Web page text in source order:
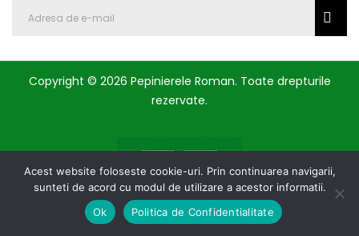
Copyright © 2026 Pepinierele Roman. Toate drepturile
rezervate.
Acest website foloseste cookie-uri. Prin continuarea navigarii,
sunteti de acord cu modul de utilizare a acestor informatii.
Ok
Politica de Confidentialitate